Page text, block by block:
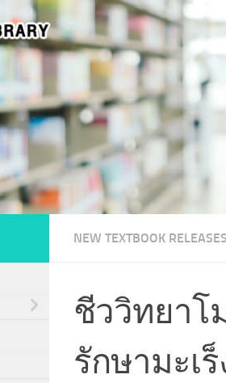
NEW TEXTBOOK RELEASES
ชีววิทยาโ
รักษามะเ